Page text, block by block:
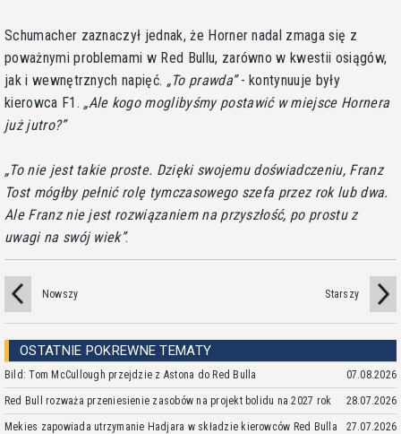
Schumacher zaznaczył jednak, że Horner nadal zmaga się z
poważnymi problemami w Red Bullu, zarówno w kwestii osiągów,
jak i wewnętrznych napięć. To prawda - kontynuuje były
kierowca F1.
Ale kogo moglibyśmy postawić w miejsce Hornera
już jutro?
To nie jest takie proste. Dzięki swojemu doświadczeniu, Franz
Tost mógłby pełnić rolę tymczasowego szefa przez rok lub dwa.
Ale Franz nie jest rozwiązaniem na przyszłość, po prostu z
uwagi na swój wiek .
Nowszy Starszy
OSTATNIE POKREWNE TEMATY
Bild: Tom McCullough przejdzie z Astona do Red Bulla 07.08.2026
Red Bull rozważa przeniesienie zasobów na projekt bolidu na 2027 rok 28.07.2026
Mekies zapowiada utrzymanie Hadjara w składzie kierowców Red Bulla 27.07.2026